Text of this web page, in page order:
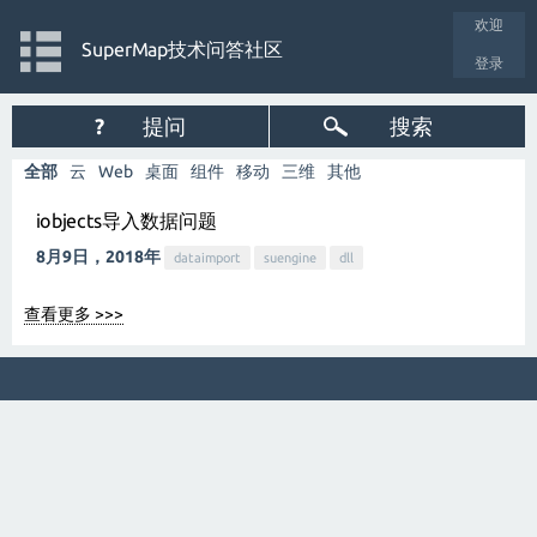
欢迎
登录
SuperMap技术问答社区
? 提问 搜索
全部 云 Web 桌面 组件 移动 三维 其他
iobjects导入数据问题
8月9日，2018年 dataimport suengine dll
查看更多 >>>